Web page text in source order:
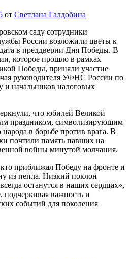
от Светлана Галдобина
саду сотрудники
России возложили цветы к
в преддверии Дня Победы. В
которое прошло в рамках
Победы, приняли участие
руководителя УФНС России по
и начальников налоговых
что юбилей Великой
праздником, символизирующим
народа в борьбе против врага. В
почтили память павших на
войны минутой молчания.
приближал Победу на фронте и
из пепла. Низкий поклон
останутся в наших сердцах»,
подчеркивая важность и
событий для поколения